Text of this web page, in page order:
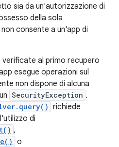
sia da un'autorizzazione di
della sola
consente a un'app di
al primo recupero
esegue operazioni sul
non dispone di alcuna
SecurityException .
richiede
di
,
o